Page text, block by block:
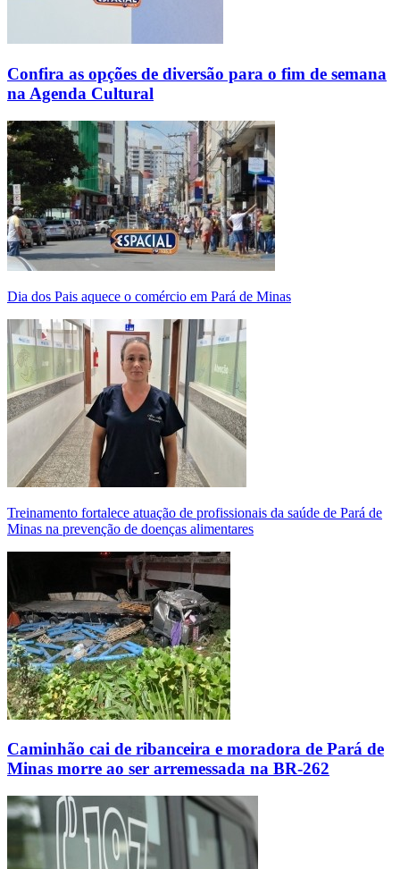
Confira as opções de diversão para o fim de semana
na Agenda Cultural
Dia dos Pais aquece o comércio em Pará de Minas
Treinamento fortalece atuação de profissionais da saúde de Pará de
Minas na prevenção de doenças alimentares
Caminhão cai de ribanceira e moradora de Pará de
Minas morre ao ser arremessada na BR-262